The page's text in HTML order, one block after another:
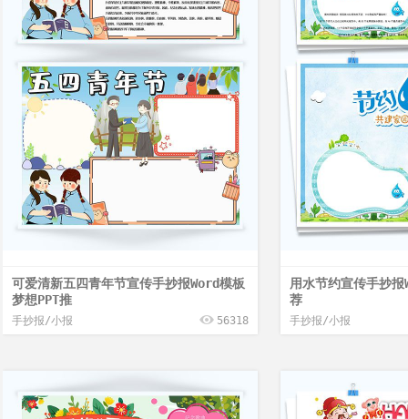
可爱清新五四青年节宣传手抄报Word模板
梦想PPT推
手抄报/小报 56318
用水节约宣传手抄报
荐
手抄报/小报